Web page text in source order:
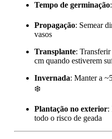
Tempo de germinação
Propagação: Semear
vasos
Transplante: Transferir
cm quando estiverem
Invernada: Manter a
❄️
Plantação no exterior:
todo o risco de geada